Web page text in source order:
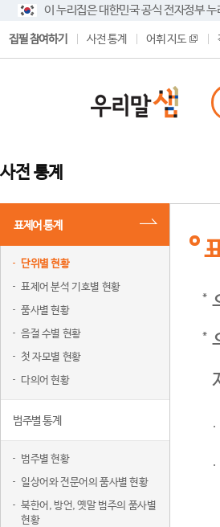
이 누리집은 대한민국 공식 전자정부
집필 참여하기 사전 통계 어휘 지도
사전 통계
표제어 통계
단위별 현황
표제어 분석 기호별 현황
품사별 현황
음절 수별 현황
첫 자모별 현황
다의어 현황
범주별 통계
범주별 현황
일상어와 전문어의 품사별 현황
북한어, 방언, 옛말 범주의 품사별
현황